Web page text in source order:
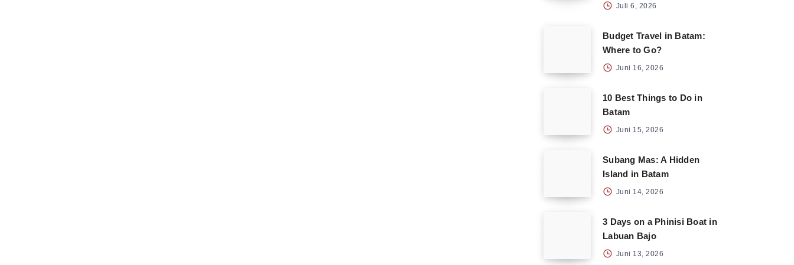
Juli 6, 2026
Budget Travel in Batam:
Where to Go?
Juni 16, 2026
10 Best Things to Do in
Batam
Juni 15, 2026
Subang Mas: A Hidden
Island in Batam
Juni 14, 2026
3 Days on a Phinisi Boat in
Labuan Bajo
Juni 13, 2026